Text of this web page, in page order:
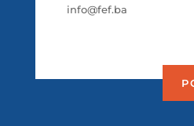
info@fef.ba